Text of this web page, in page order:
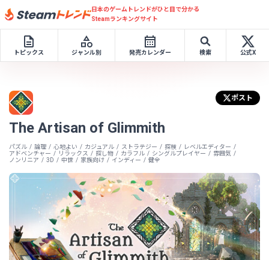
日本のゲームトレンドがひと目で分かる
Steamランキングサイト
トピックス ジャンル別 発売カレンダー 検索 公式X
The Artisan of Glimmith
ポスト
パズル 論理 心地よい カジュアル ストラテジー 探検
レベルエディター
アドベンチャー
リラックス 探し物 カラフル シングルプレイヤー
雰囲気
ノンリニア
3D 中世 家族向け インディー 健全